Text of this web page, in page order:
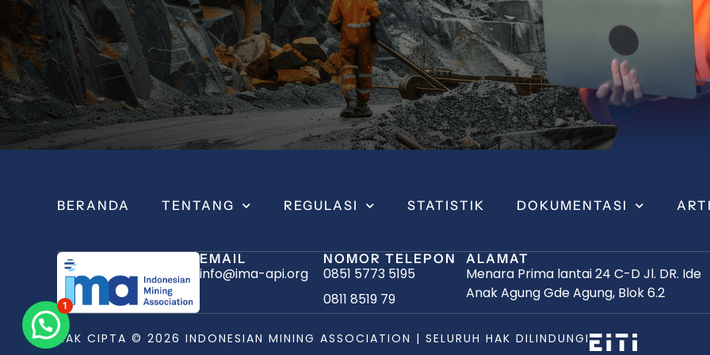
BERANDA TENTANG REGULASI STATISTIK DOKUMENTASI
EMAIL
info@ima-api.org
NOMOR TELEPON
0851 5773 5195
0811 8519 79
ALAMAT
Menara Prima lantai 24 C-D Jl. DR. Ide
Anak Agung Gde Agung, Blok 6.2
HAK CIPTA © 2026 INDONESIAN MINING ASSOCIATION | SELURUH HAK DILINDUNGI
1